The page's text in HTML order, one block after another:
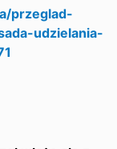
przeglad-
udzielania-